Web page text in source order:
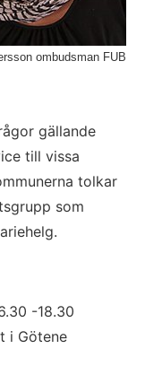
ombudsman FUB
gällande
till vissa
tolkar
som
-18.30
i Götene